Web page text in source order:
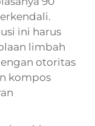
ini harus
limbah
otoritas
kompos